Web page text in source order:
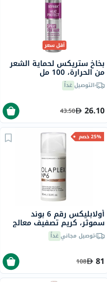
أقل سعر
بخاخ ستريكس لحماية الشعر
من الحرارة، 100 مل
التوصيلغداً
26.10
43.50
25% خصم
أولابليكس رقم 6 بوند
سموثر، كريم تصفيف معالج
للشعر، يُترك على الشعر، 100
ملتوصيل مجانيغداً
81
108